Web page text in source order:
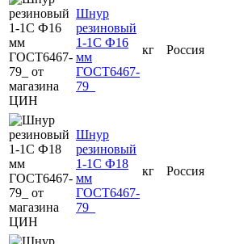
Шнур
резиновый
1-1С Ф16
мм
ГОСТ6467-
79_
кг Россия
Шнур
резиновый
1-1С Ф18
мм
ГОСТ6467-
79_
кг Россия